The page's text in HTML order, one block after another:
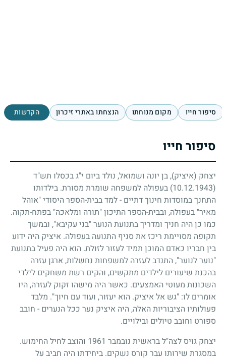
סיפור חייו מקום מנוחתו הנצחתו באתרי זיכרון הקדשות
סיפור חייו
יצחק (איציק), בן יונה ושמואל, נולד ביום י"ג בכסלו תש"ד
(10.12.1943)
בעפולה למשפחה שומרת מסורת. בילדותו
התחנך במוסדות חינוך דתיים -למד בבית-הספר היסודי "אוהל
מאיר" בעפולה, ובבית-הספר התיכון "תורה ומלאכה" בפתח-תקוה.
כמו כן היה חניך ומדריך בתנועת הנוער "בני עקיבא", ובמשך
תקופה מסויימת ריכז את סניף התנועה בעפולה. איציק היה ידוע
בין חבריו כאדם המוכן תמיד לעזור לזולת. הוא היה פעיל בתנועת
"נוער לנוער", התנדב לעזרה למשפחות נחשלות, ארגן עזרה
בהכנת שיעורים לילדים מתקשים, והקים רשת משחקים לילדי
השכונות מעוטי האמצעים. כאשר היה מישהו זקוק לעזרה, היו
אומרים לו: "גש אל איציק. הוא יעזור, ועוד עם חיוך". מלבד
פעולותיו הציבוריות האלה, היה איציק נער ככל הנערים - חובב
ספורט וחובב טיולים ובילויים.
יצחק גויס לצה"ל בראשית נובמבר 1961 והוצב לחיל החימוש.
במסגרת שירותו עבר קורס נשקים. ביחידתו היה חביב על